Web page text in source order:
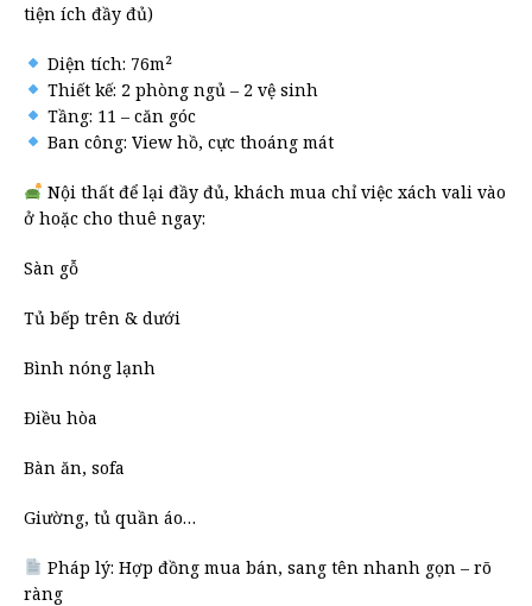
tiện ích đầy đủ)
Diện tích: 76m²
Thiết kế: 2 phòng ngủ – 2 vệ sinh
Tầng: 11 – căn góc
Ban công: View hồ, cực thoáng mát
Nội thất để lại đầy đủ, khách mua chỉ việc xách vali vào
ở hoặc cho thuê ngay:
Sàn gỗ
Tủ bếp trên & dưới
Bình nóng lạnh
Điều hòa
Bàn ăn, sofa
Giường, tủ quần áo…
Pháp lý: Hợp đồng mua bán, sang tên nhanh gọn – rõ
ràng